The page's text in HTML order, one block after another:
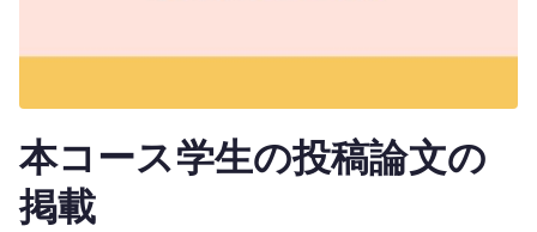
本コース学生の投稿論文の
掲載